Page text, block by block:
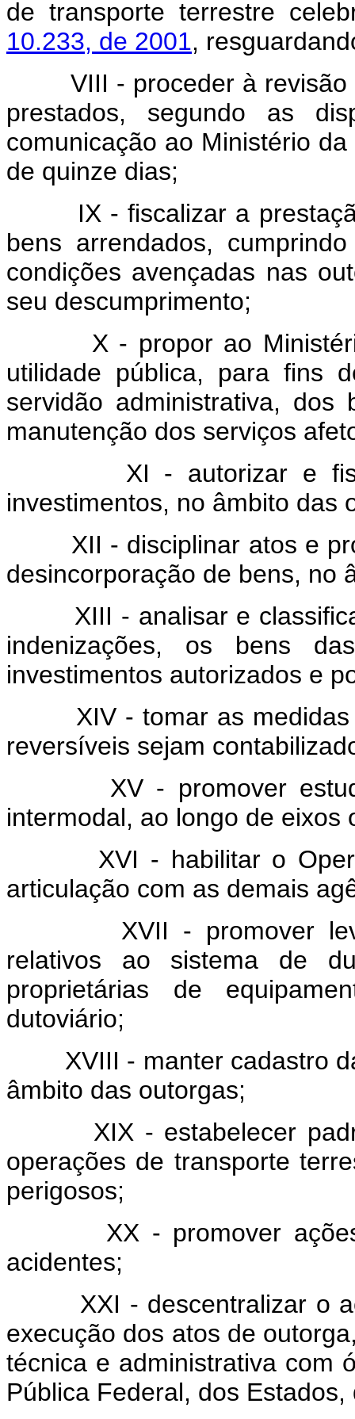
de transporte terrestre
10.233, de 2001,
VIII - proceder à revisão e
prestados, segundo as
comunicação ao Ministério
de quinze dias;
IX - fiscalizar a prestação
bens arrendados,
condições avençadas nas
seu descumprimento;
X - propor ao Ministério
utilidade pública, para fins
servidão administrativa, dos
manutenção dos serviços
XI - autorizar e
investimentos, no âmbito das
XII - disciplinar atos e
desincorporação de bens, no
XIII - analisar e
indenizações, os bens
investimentos autorizados e
XIV - tomar as medidas
reversíveis sejam
XV - promover estudos
intermodal, ao longo de eixos
XVI - habilitar o
articulação com as demais
XVII - promover
relativos ao sistema de
proprietárias de
dutoviário;
XVIII - manter cadastro
âmbito das outorgas;
XIX - estabelecer
operações de transporte
perigosos;
XX - promover ações
acidentes;
XXI - descentralizar o
execução dos atos de
técnica e administrativa com
Pública Federal, dos